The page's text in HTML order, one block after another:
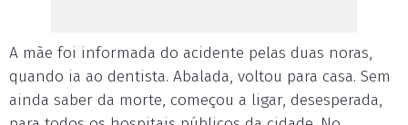
A mãe foi informada do acidente pelas duas noras,
quando ia ao dentista. Abalada, voltou para casa. Sem
ainda saber da morte, começou a ligar, desesperada,